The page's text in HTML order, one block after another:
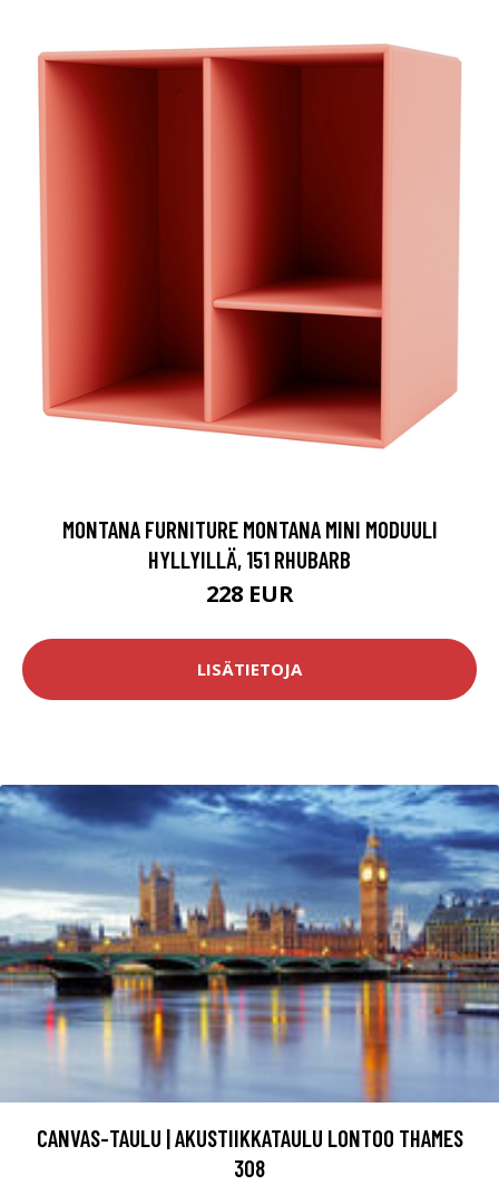
MONTANA FURNITURE MONTANA MINI MODUULI
HYLLYILLÄ, 151 RHUBARB
228 EUR
LISÄTIETOJA
CANVAS-TAULU | AKUSTIIKKATAULU LONTOO THAMES
308